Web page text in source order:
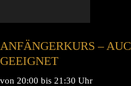
ANFÄNGERKURS –
GEEIGNET
von 20:00 bis 21:30 Uhr